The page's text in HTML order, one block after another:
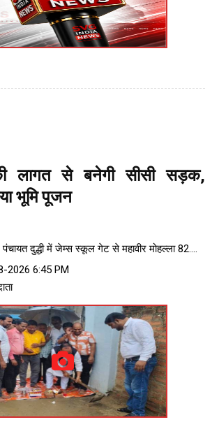
लागत से बनेगी सीसी सड़क,
भूमि पूजन
दुद्धी में जेम्स स्कूल गेट से महावीर मोहल्ला 82....
2026 6:45 PM